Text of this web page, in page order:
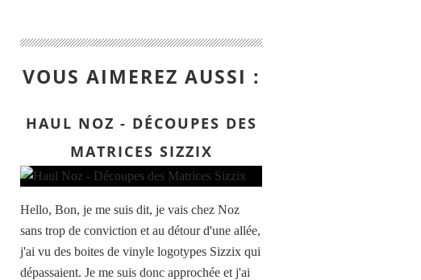
VOUS AIMEREZ AUSSI :
HAUL NOZ - DÉCOUPES DES
MATRICES SIZZIX
Hello, Bon, je me suis dit, je vais chez Noz
sans trop de conviction et au détour d'une allée,
j'ai vu des boites de vinyle logotypes Sizzix qui
dépassaient. Je me suis donc approchée et j'ai